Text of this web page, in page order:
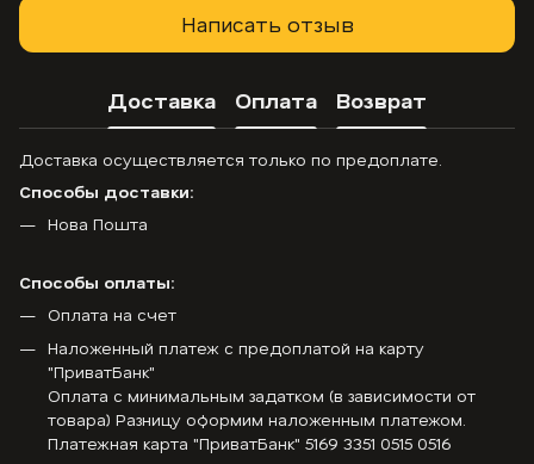
Написать отзыв
Доставка Оплата Возврат
Доставка осуществляется только по предоплате.
Способы доставки:
Нова Пошта
Способы оплаты:
Оплата на счет
Наложенный платеж с предоплатой на карту
"ПриватБанк"
Оплата с минимальным задатком (в зависимости от
товара) Разницу оформим наложенным платежом.
Платежная карта "ПриватБанк" 5169 3351 0515 0516